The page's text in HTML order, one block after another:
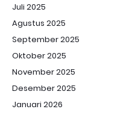
Juli 2025
Agustus 2025
September 2025
Oktober 2025
November 2025
Desember 2025
Januari 2026